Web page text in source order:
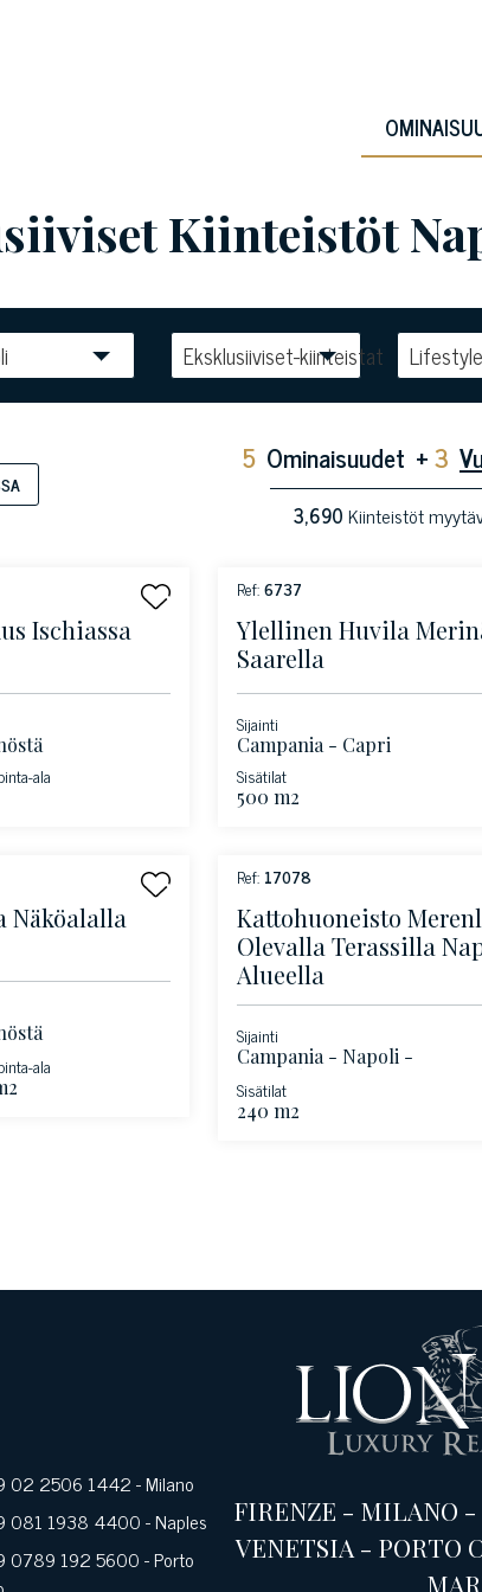
Kiinteistöt
Eksklusiiviset-kiinteistat Lifestyle
5 Ominaisuudet +3
3,690Kiinteistöt
Ischiassa
ala
Ref:6737
Ylellinen Huvila
Saarella
Sijainti
Campania - Capri
Sisätilat
500 m2
ala
Ref: 17078
Kattohuoneisto
Olevalla Terassilla
Alueella
Sijainti
Campania - Napoli -
Rannikko
Sisätilat
240 m2
02 2506 1442- Milano
081 1938 4400- Naples
0789 192 5600- Porto
FIRENZE - MILANO -
VENETSIA - PORTO